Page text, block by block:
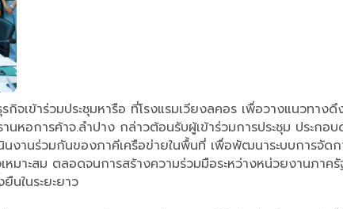
ข้าร่วมประชุมหารือ ที่โรงแรมเวียงลคอร เพื่อวางแนวทางดึ
หอการค้าจ.ลำปาง กล่าวต้อนรับผู้เข้าร่วมการประชุม ประ
งานร่วมกันของภาคีเครือข่ายในพื้นที่ เพื่อพัฒนาระบบการจัด
มาะสม ตลอดจนการสร้างความร่วมมือระหว่างหน่วยงานภา
นในระยะยาว